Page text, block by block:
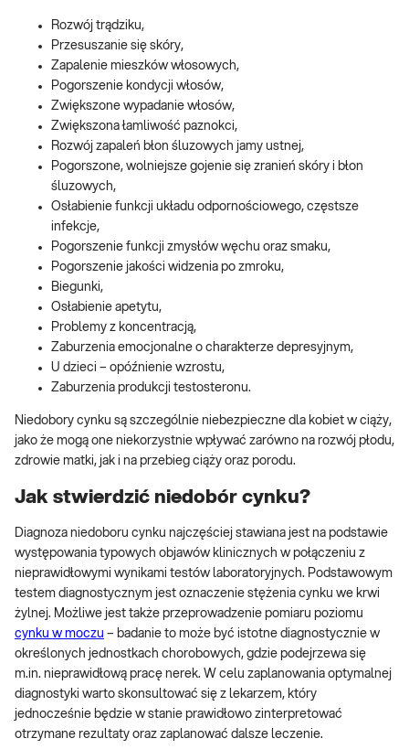
Rozwój trądziku,
Przesuszanie się skóry,
Zapalenie mieszków włosowych,
Pogorszenie kondycji włosów,
Zwiększone wypadanie włosów,
Zwiększona łamliwość paznokci,
Rozwój zapaleń błon śluzowych jamy ustnej,
Pogorszone, wolniejsze gojenie się zranień skóry i błon
śluzowych,
Osłabienie funkcji układu odpornościowego, częstsze
infekcje,
Pogorszenie funkcji zmysłów węchu oraz smaku,
Pogorszenie jakości widzenia po zmroku,
Biegunki,
Osłabienie apetytu,
Problemy z koncentracją,
Zaburzenia emocjonalne o charakterze depresyjnym,
U dzieci – opóźnienie wzrostu,
Zaburzenia produkcji testosteronu.
Niedobory cynku są szczególnie niebezpieczne dla kobiet w ciąży,
jako że mogą one niekorzystnie wpływać zarówno na rozwój płodu,
zdrowie matki, jak i na przebieg ciąży oraz porodu.
Jak stwierdzić niedobór cynku?
Diagnoza niedoboru cynku najczęściej stawiana jest na podstawie
występowania typowych objawów klinicznych w połączeniu z
nieprawidłowymi wynikami testów laboratoryjnych. Podstawowym
testem diagnostycznym jest oznaczenie stężenia cynku we krwi
żylnej. Możliwe jest także przeprowadzenie pomiaru poziomu
cynku w moczu – badanie to może być istotne diagnostycznie w
określonych jednostkach chorobowych, gdzie podejrzewa się
m.in. nieprawidłową pracę nerek. W celu zaplanowania optymalnej
diagnostyki warto skonsultować się z lekarzem, który
jednocześnie będzie w stanie prawidłowo zinterpretować
otrzymane rezultaty oraz zaplanować dalsze leczenie.